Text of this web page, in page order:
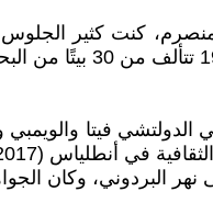
كنت كثير
فيتا
في أنطلياس (2017).